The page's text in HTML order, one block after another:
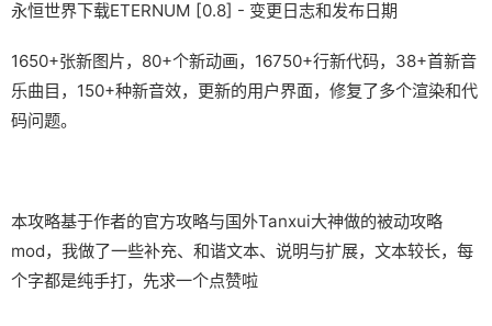
永恒世界下载ETERNUM [0.8] - 变更日志和发布日期
1650+张新图片，80+个新动画，16750+行新代码，38+首新音
乐曲目，150+种新音效，更新的用户界面，修复了多个渲染和代
码问题。
本攻略基于作者的官方攻略与国外Tanxui大神做的被动攻略
mod，我做了一些补充、和谐文本、说明与扩展，文本较长，每
个字都是纯手打，先求一个点赞啦